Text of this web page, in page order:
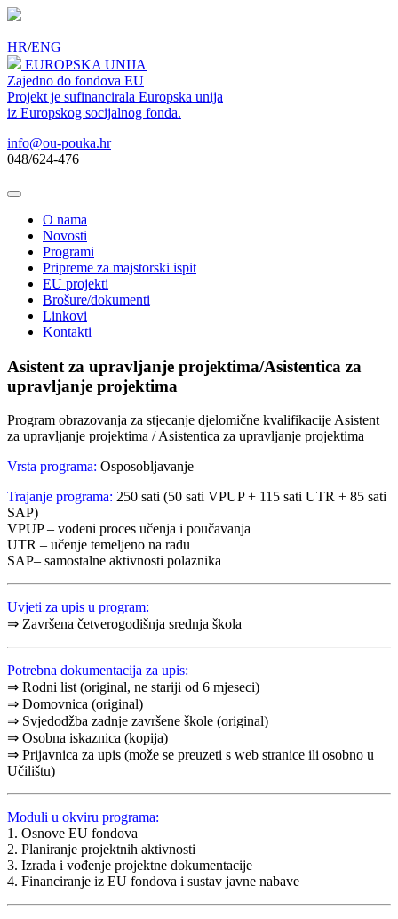
HR/ENG
EUROPSKA UNIJA
Zajedno do fondova EU
Projekt je sufinancirala Europska unija
iz Europskog socijalnog fonda.
info@ou-pouka.hr
048/624-476
O nama
Novosti
Programi
Pripreme za majstorski ispit
EU projekti
Brošure/dokumenti
Linkovi
Kontakti
Asistent za upravljanje projektima/Asistentica za
upravljanje projektima
Program obrazovanja za stjecanje djelomične kvalifikacije Asistent
za upravljanje projektima / Asistentica za upravljanje projektima
Vrsta programa: Osposobljavanje
Trajanje programa: 250 sati (50 sati VPUP + 115 sati UTR + 85 sati
SAP)
VPUP – vođeni proces učenja i poučavanja
UTR – učenje temeljeno na radu
SAP– samostalne aktivnosti polaznika
Uvjeti za upis u program:
⇒ Završena četverogodišnja srednja škola
Potrebna dokumentacija za upis:
⇒ Rodni list (original, ne stariji od 6 mjeseci)
⇒ Domovnica (original)
⇒ Svjedodžba zadnje završene škole (original)
⇒ Osobna iskaznica (kopija)
⇒ Prijavnica za upis (može se preuzeti s web stranice ili osobno u
Učilištu)
Moduli u okviru programa:
1. Osnove EU fondova
2. Planiranje projektnih aktivnosti
3. Izrada i vođenje projektne dokumentacije
4. Financiranje iz EU fondova i sustav javne nabave